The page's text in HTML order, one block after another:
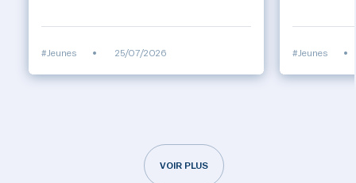
#Jeunes • 25/07/2026 #Jeunes •
VOIR PLUS